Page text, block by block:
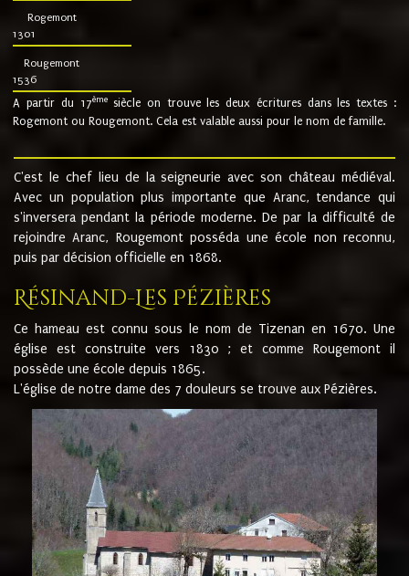
Rogemont
1301
Rougemont
1536
A partir du 17ème siècle on trouve les deux écritures dans les textes :
Rogemont ou Rougemont. Cela est valable aussi pour le nom de famille.
C'est le chef lieu de la seigneurie avec son château médiéval.
Avec un population plus importante que Aranc, tendance qui
s'inversera pendant la période moderne. De par la difficulté de
rejoindre Aranc, Rougemont posséda une école non reconnu,
puis par décision officielle en 1868.
Résinand-Les Pézières
Ce hameau est connu sous le nom de Tizenan en 1670. Une
église est construite vers 1830 ; et comme Rougemont il
possède une école depuis 1865.
L'église de notre dame des 7 douleurs se trouve aux Pézières.